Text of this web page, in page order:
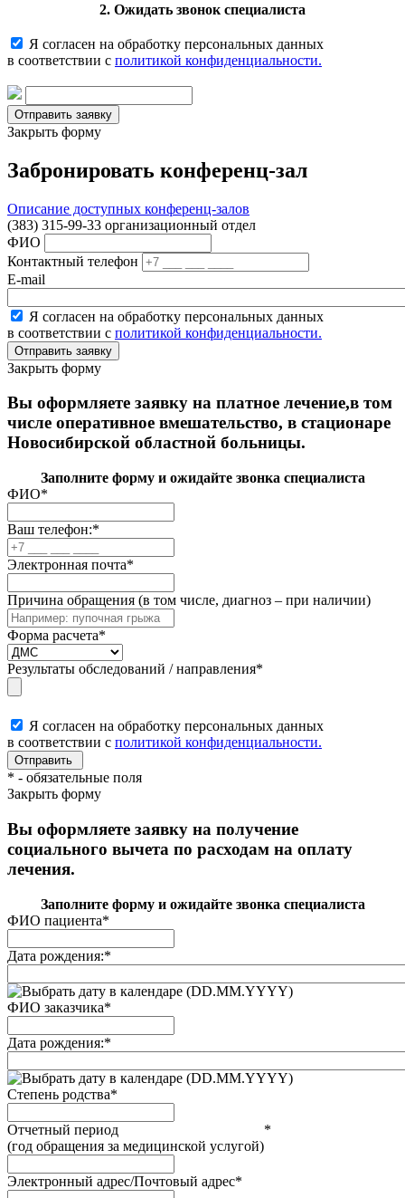
2. Ожидать звонок специалиста
Я согласен на обработку персональных данных
в соответствии с политикой конфиденциальности.
Закрыть форму
Забронировать конференц-зал
Описание доступных конференц-залов
(383) 315-99-33 организационный отдел
ФИО
Контактный телефон
E-mail
Я согласен на обработку персональных данных
в соответствии с политикой конфиденциальности.
Закрыть форму
Вы оформляете заявку на платное лечение,в том
числе оперативное вмешательство, в стационаре
Новосибирской областной больницы.
Заполните форму и ожидайте звонка специалиста
ФИО*
Ваш телефон:*
Электронная почта*
Причина обращения (в том числе, диагноз – при наличии)
Форма расчета*
Результаты обследований / направления*
Я согласен на обработку персональных данных
в соответствии с политикой конфиденциальности.
* - обязательные поля
Закрыть форму
Вы оформляете заявку на получение
социального вычета по расходам на оплату
лечения.
Заполните форму и ожидайте звонка специалиста
ФИО пациента*
Дата рождения:*
(DD.MM.YYYY)
ФИО заказчика*
Дата рождения:*
(DD.MM.YYYY)
Степень родства*
Отчетный период
(год обращения за медицинской услугой)
*
Электронный адрес/Почтовый адрес*